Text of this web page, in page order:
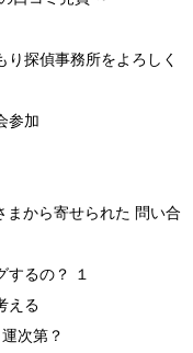
探偵事務所をよろしく
参加
まから寄せられた 問い合
するの？ １
える
次第？